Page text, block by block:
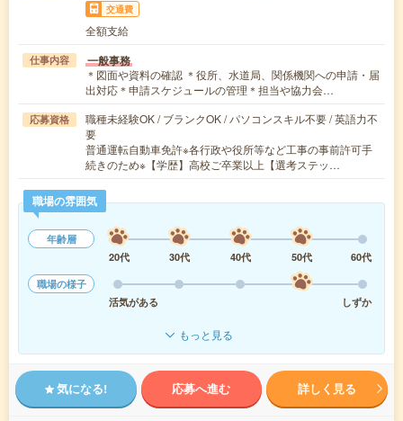
交通費
全額支給
仕事内容 一般事務
＊図面や資料の確認 ＊役所、水道局、関係機関への申請・届
出対応＊申請スケジュールの管理＊担当や協力会…
応募資格
職種未経験OK / ブランクOK / パソコンスキル不要 / 英語力不
要
普通運転自動車免許※各行政や役所等など工事の事前許可手
続きのため※【学歴】高校ご卒業以上【選考ステッ…
職場の雰囲気
年齢層
20代
30代 40代 50代
60代
職場の様子
活気がある
しずか
もっと見る
気になる! 応募へ進む 詳しく見る